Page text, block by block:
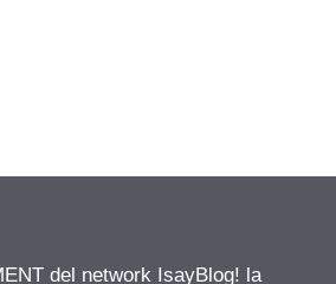
del network IsayBlog! la